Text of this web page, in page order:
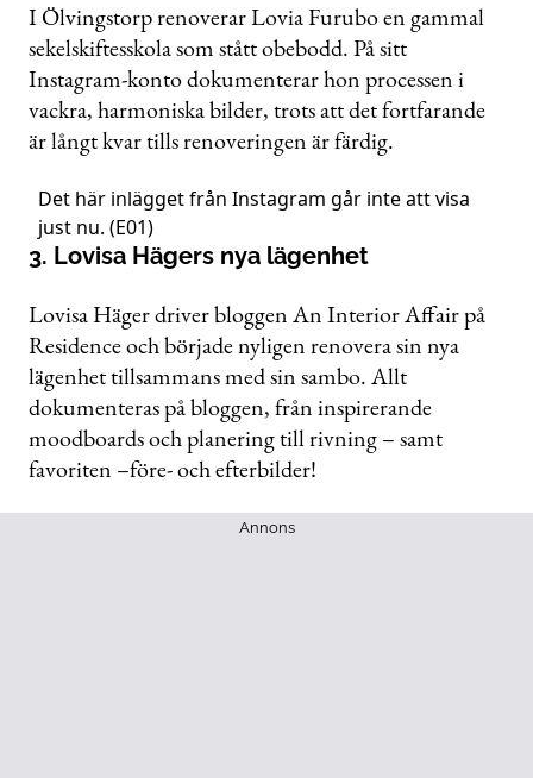
I Ölvingstorp renoverar Lovia Furubo en gammal
sekelskiftesskola som stått obebodd. På sitt
Instagram-konto dokumenterar hon processen i
vackra, harmoniska bilder, trots att det fortfarande
är långt kvar tills renoveringen är färdig.
Det här inlägget från Instagram går inte att visa
just nu. (E01)
3. Lovisa Hägers nya lägenhet
Lovisa Häger driver bloggen An Interior Affair på
Residence och började nyligen renovera sin nya
lägenhet tillsammans med sin sambo. Allt
dokumenteras på bloggen, från inspirerande
moodboards och planering till rivning – samt
favoriten –före- och efterbilder!
Annons